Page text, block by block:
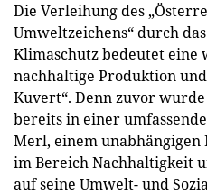
Die Verleihung des
Umweltzeichens“ durch
Klimaschutz bedeutet eine
nachhaltige Produktion
Kuvert“. Denn zuvor
bereits in einer
Merl, einem
im Bereich Nachhaltigkeit
auf seine Umwelt- und